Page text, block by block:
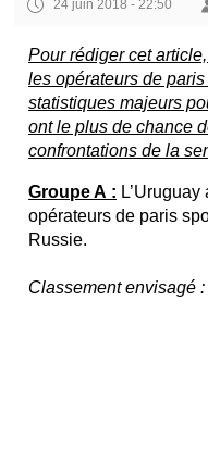
24 juin 2018 - 22:50
Pour rédiger cet
les opérateurs de
statistiques majeurs
ont le plus de chance
confrontations de la
Groupe A :
opérateurs de paris
Russie.
Classement envisagé :